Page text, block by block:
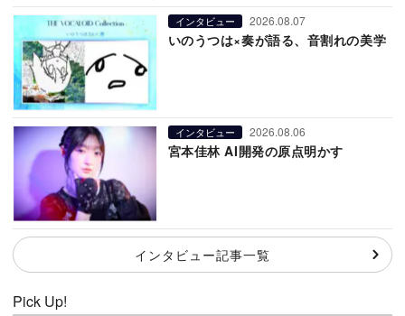
インタビュー 2026.08.07
いのうつは×奏が語る、音割れの美学
インタビュー 2026.08.06
宮本佳林 AI開発の原点明かす
インタビュー記事一覧
Pick Up!